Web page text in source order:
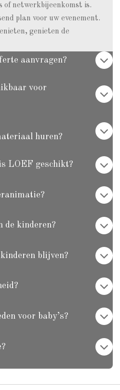
netwerkbijeenkomst is.
plan voor uw evenement.
genieten de
aanvragen?
voor
huren?
LOEF geschikt?
de kinderen?
blijven?
voor baby’s?